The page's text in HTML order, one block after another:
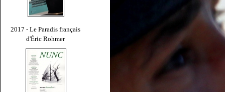
2017 - Le Paradis français
d'Éric Rohmer